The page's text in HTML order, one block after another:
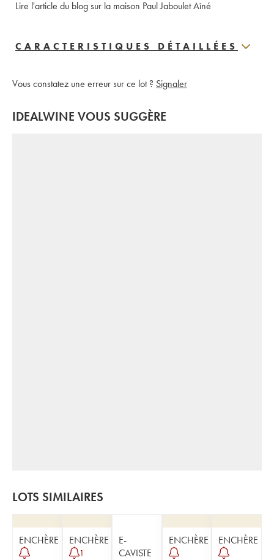
Lire l'article du blog sur la maison Paul Jaboulet Aîné
CARACTERISTIQUES DÉTAILLÉES
Vous constatez une erreur sur ce lot ? Signaler
IDEALWINE VOUS SUGGÈRE
LOTS SIMILAIRES
ENCHÈRE ENCHÈRE
1
E-
CAVISTE
ENCHÈRE ENCHÈRE